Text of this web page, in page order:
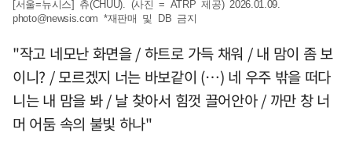
[서울=뉴시스] 츄(CHUU). (사진 = ATRP 제공) 2026.01.09.
photo@newsis.com *재판매 및 DB 금지
"작고 네모난 화면을 / 하트로 가득 채워 / 내 맘이 좀 보
이니? / 모르겠지 너는 바보같이 (…) 네 우주 밖을 떠다
니는 내 맘을 봐 / 날 찾아서 힘껏 끌어안아 / 까만 창 너
머 어둠 속의 불빛 하나"